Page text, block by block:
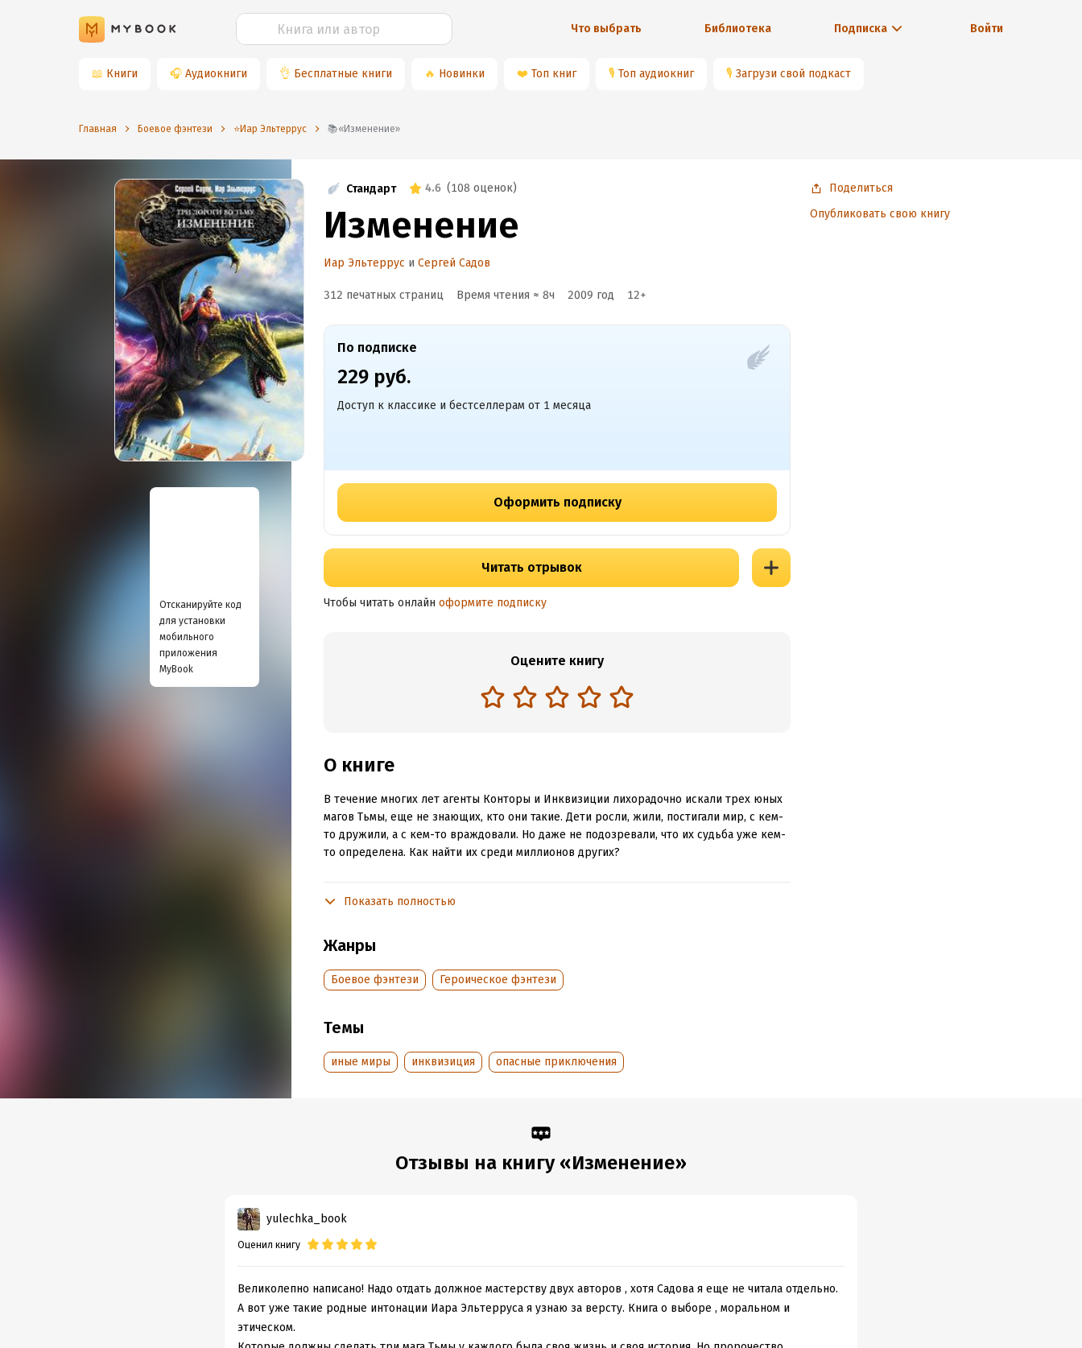
Что выбрать Библиотека Подписка Войти
📖 Книги 🎧 Аудиокниги 👌 Бесплатные книги 🔥 Новинки ❤️ Топ книг 🎙 Топ аудиокниг 🎙 Загрузи свой подкаст
Главная Боевое фэнтези ⭐️Иар Эльтеррус 📚«Изменение»
Отсканируйте код
для установки
мобильного
приложения
MyBook
Стандарт 4.6 (108 оценок)
Изменение
Иар Эльтеррус и Сергей Садов
312 печатных страниц Время чтения ≈ 8ч 2009 год 12+
По подписке
229 руб.
Доступ к классике и бестселлерам от 1 месяца
Оформить подписку
Читать отрывок
Чтобы читать онлайн оформите подписку
Оцените книгу
О книге
В течение многих лет агенты Конторы и Инквизиции лихорадочно искали трех юных
магов Тьмы, еще не знающих, кто они такие. Дети росли, жили, постигали мир, с кем-
то дружили, а с кем-то враждовали. Но даже не подозревали, что их судьба уже кем-
то определена. Как найти их среди миллионов других?
этого может заполыхать – древний маг давно погибшего народа жаждет мести,
предстоит сделать свой нелегкий выбор: на чьей он стороне. И стоит ли вообще
становиться на чью-либо сторону. Может, лучше отыскать иное решение? А в мир
между тем явились служители совсем иной Силы. Страшной и непредсказуемой.
Подробная информация
Показать полностью
Жанры
Боевое фэнтези Героическое фэнтези
Темы
иные миры инквизиция опасные приключения
Поделиться
Опубликовать свою книгу
Отзывы на книгу «Изменение»
yulechka_book
Оценил книгу
Великолепно написано! Надо отдать должное мастерству двух авторов , хотя Садова я еще не читала отдельно.
А вот уже такие родные интонации Иара Эльтерруса я узнаю за версту. Книга о выборе , моральном и
этическом.